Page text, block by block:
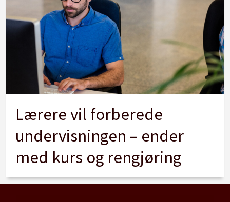
Lærere vil forberede
undervisningen – ender
med kurs og rengjøring